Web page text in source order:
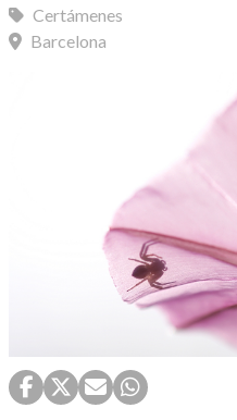
Certámenes
Barcelona